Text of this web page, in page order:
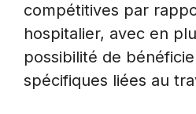
compétitives par
hospitalier, avec en
possibilité de
spécifiques liées au